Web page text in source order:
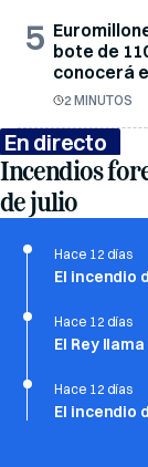
5 bote de
conocerá
2 MINUTOS
En directo
Incendios
de julio
Hace 12 días
El incendio
Hace 12 días
El Rey
Hace 12 días
El incendio